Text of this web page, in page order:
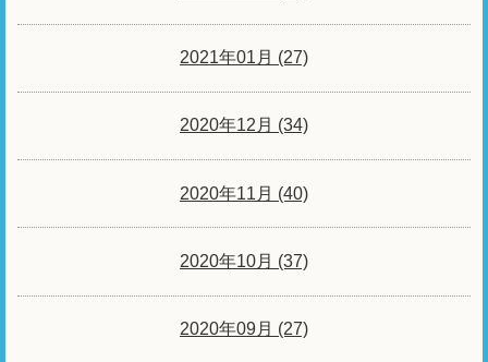
2021年01月 (27)
2020年12月 (34)
2020年11月 (40)
2020年10月 (37)
2020年09月 (27)